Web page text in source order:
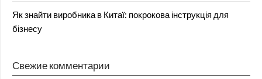
Як знайти виробника в Китаї: покрокова інструкція для
бізнесу
Свежие комментарии